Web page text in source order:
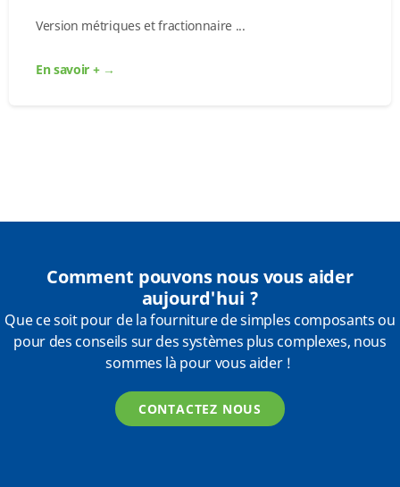
Version métriques et fractionnaire ...
En savoir + →
Comment pouvons nous vous aider
aujourd'hui ?
Que ce soit pour de la fourniture de simples composants ou
pour des conseils sur des systèmes plus complexes, nous
sommes là pour vous aider !
CONTACTEZ NOUS